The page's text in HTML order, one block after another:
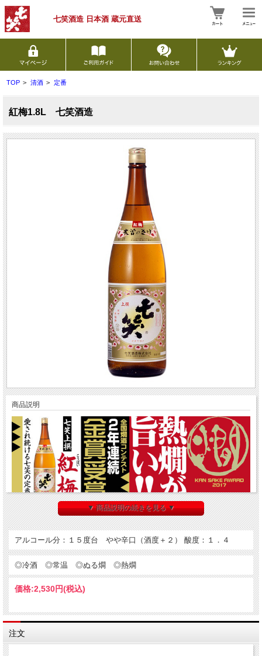
七笑酒造 日本酒 蔵元直送
TOP > 清酒 > 定番
紅梅1.8L 七笑酒造
商品説明
全国燗酒コンテスト2017（主催：全国燗酒コンテスト実行委員会 後援：日本酒
造組合中央会） 「お値打ち熱燗部門」で2年連続金賞を受賞させていただきまし
た。ぜひ、ご賞味ください。
定番酒「紅梅」。淡麗さと芳香味ある本醸造タイプのお酒
▼ 商品説明の続きを見る ▼
アルコール分：１５度台 やや辛口（酒度＋２） 酸度：１．４
◎冷酒 ◎常温 ◎ぬる燗 ◎熱燗
価格:2,530円(税込)
注文